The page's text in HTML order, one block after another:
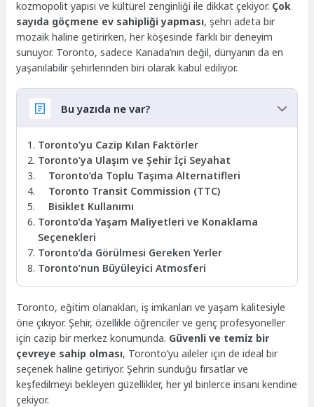
kozmopolit yapısı ve kültürel zenginliği ile dikkat çekiyor. Çok
sayıda göçmene ev sahipliği yapması, şehri adeta bir
mozaik haline getirirken, her köşesinde farklı bir deneyim
sunuyor. Toronto, sadece Kanada’nın değil, dünyanın da en
yaşanılabilir şehirlerinden biri olarak kabul ediliyor.
Bu yazıda ne var?
Toronto’yu Cazip Kılan Faktörler
Toronto’ya Ulaşım ve Şehir İçi Seyahat
Toronto’da Toplu Taşıma Alternatifleri
Toronto Transit Commission (TTC)
Bisiklet Kullanımı
Toronto’da Yaşam Maliyetleri ve Konaklama
Seçenekleri
Toronto’da Görülmesi Gereken Yerler
Toronto’nun Büyüleyici Atmosferi
Toronto, eğitim olanakları, iş imkanları ve yaşam kalitesiyle
öne çıkıyor. Şehir, özellikle öğrenciler ve genç profesyoneller
için cazip bir merkez konumunda. Güvenli ve temiz bir
çevreye sahip olması, Toronto’yu aileler için de ideal bir
seçenek haline getiriyor. Şehrin sunduğu fırsatlar ve
keşfedilmeyi bekleyen güzellikler, her yıl binlerce insanı kendine
çekiyor.